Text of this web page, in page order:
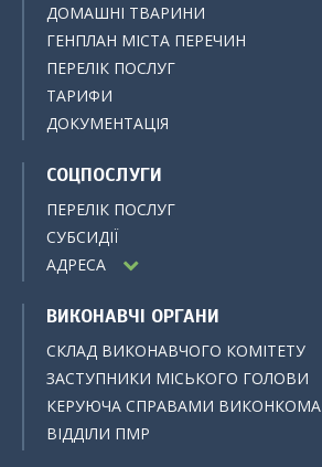
ДОМАШНІ ТВАРИНИ
ГЕНПЛАН МІСТА ПЕРЕЧИН
ПЕРЕЛІК ПОСЛУГ
ТАРИФИ
ДОКУМЕНТАЦІЯ
СОЦПОСЛУГИ
ПЕРЕЛІК ПОСЛУГ
СУБСИДІЇ
АДРЕСА
ВИКОНАВЧІ ОРГАНИ
СКЛАД ВИКОНАВЧОГО КОМІТЕТУ
ЗАСТУПНИКИ МІСЬКОГО ГОЛОВИ
КЕРУЮЧА СПРАВАМИ ВИКОНКОМА
ВІДДІЛИ ПМР